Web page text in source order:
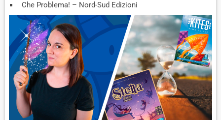
Che Problema! – Nord-Sud Edizioni